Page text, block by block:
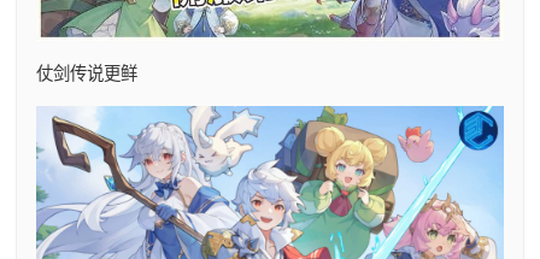
仗剑传说更鲜